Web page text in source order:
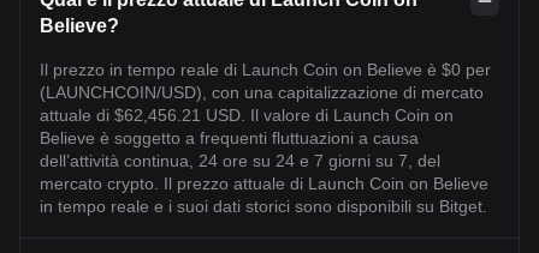
Believe?
Il prezzo in tempo reale di Launch Coin on Believe è $0 per
(LAUNCHCOIN/USD), con una capitalizzazione di mercato
attuale di $62,456.21 USD. Il valore di Launch Coin on
Believe è soggetto a frequenti fluttuazioni a causa
dell’attività continua, 24 ore su 24 e 7 giorni su 7, del
mercato crypto. Il prezzo attuale di Launch Coin on Believe
in tempo reale e i suoi dati storici sono disponibili su Bitget.